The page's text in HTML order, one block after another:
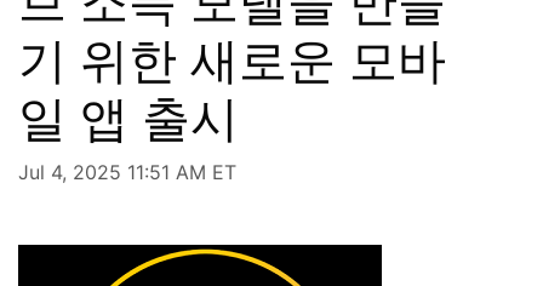
기 위한 새로운 모바
일 앱 출시
Jul 4, 2025 11:51 AM ET